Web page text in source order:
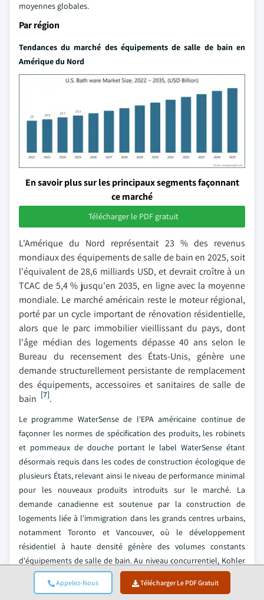
Appelez-Nous Télécharger Le PDF Gratuit
moyennes globales.
Par région
Tendances du marché des équipements de salle de bain en
Amérique du Nord
En savoir plus sur les principaux segments façonnant
ce marché
Télécharger le PDF gratuit
L'Amérique du Nord représentait 23 % des revenus
mondiaux des équipements de salle de bain en 2025, soit
l'équivalent de 28,6 milliards USD, et devrait croître à un
TCAC de 5,4 % jusqu'en 2035, en ligne avec la moyenne
mondiale. Le marché américain reste le moteur régional,
porté par un cycle important de rénovation résidentielle,
alors que le parc immobilier vieillissant du pays, dont
l'âge médian des logements dépasse 40 ans selon le
Bureau du recensement des États-Unis, génère une
demande structurellement persistante de remplacement
des équipements, accessoires et sanitaires de salle de
bain [7].
Le programme WaterSense de l'EPA américaine continue de
façonner les normes de spécification des produits, les robinets
et pommeaux de douche portant le label WaterSense étant
désormais requis dans les codes de construction écologique de
plusieurs États, relevant ainsi le niveau de performance minimal
pour les nouveaux produits introduits sur le marché. La
demande canadienne est soutenue par la construction de
logements liée à l'immigration dans les grands centres urbains,
notamment Toronto et Vancouver, où le développement
résidentiel à haute densité génère des volumes constants
d'équipements de salle de bain. Au niveau concurrentiel, Kohler
et Masco, via ses marques Delta et Hansgrohe North America,
conservent des positions dominantes en matière de